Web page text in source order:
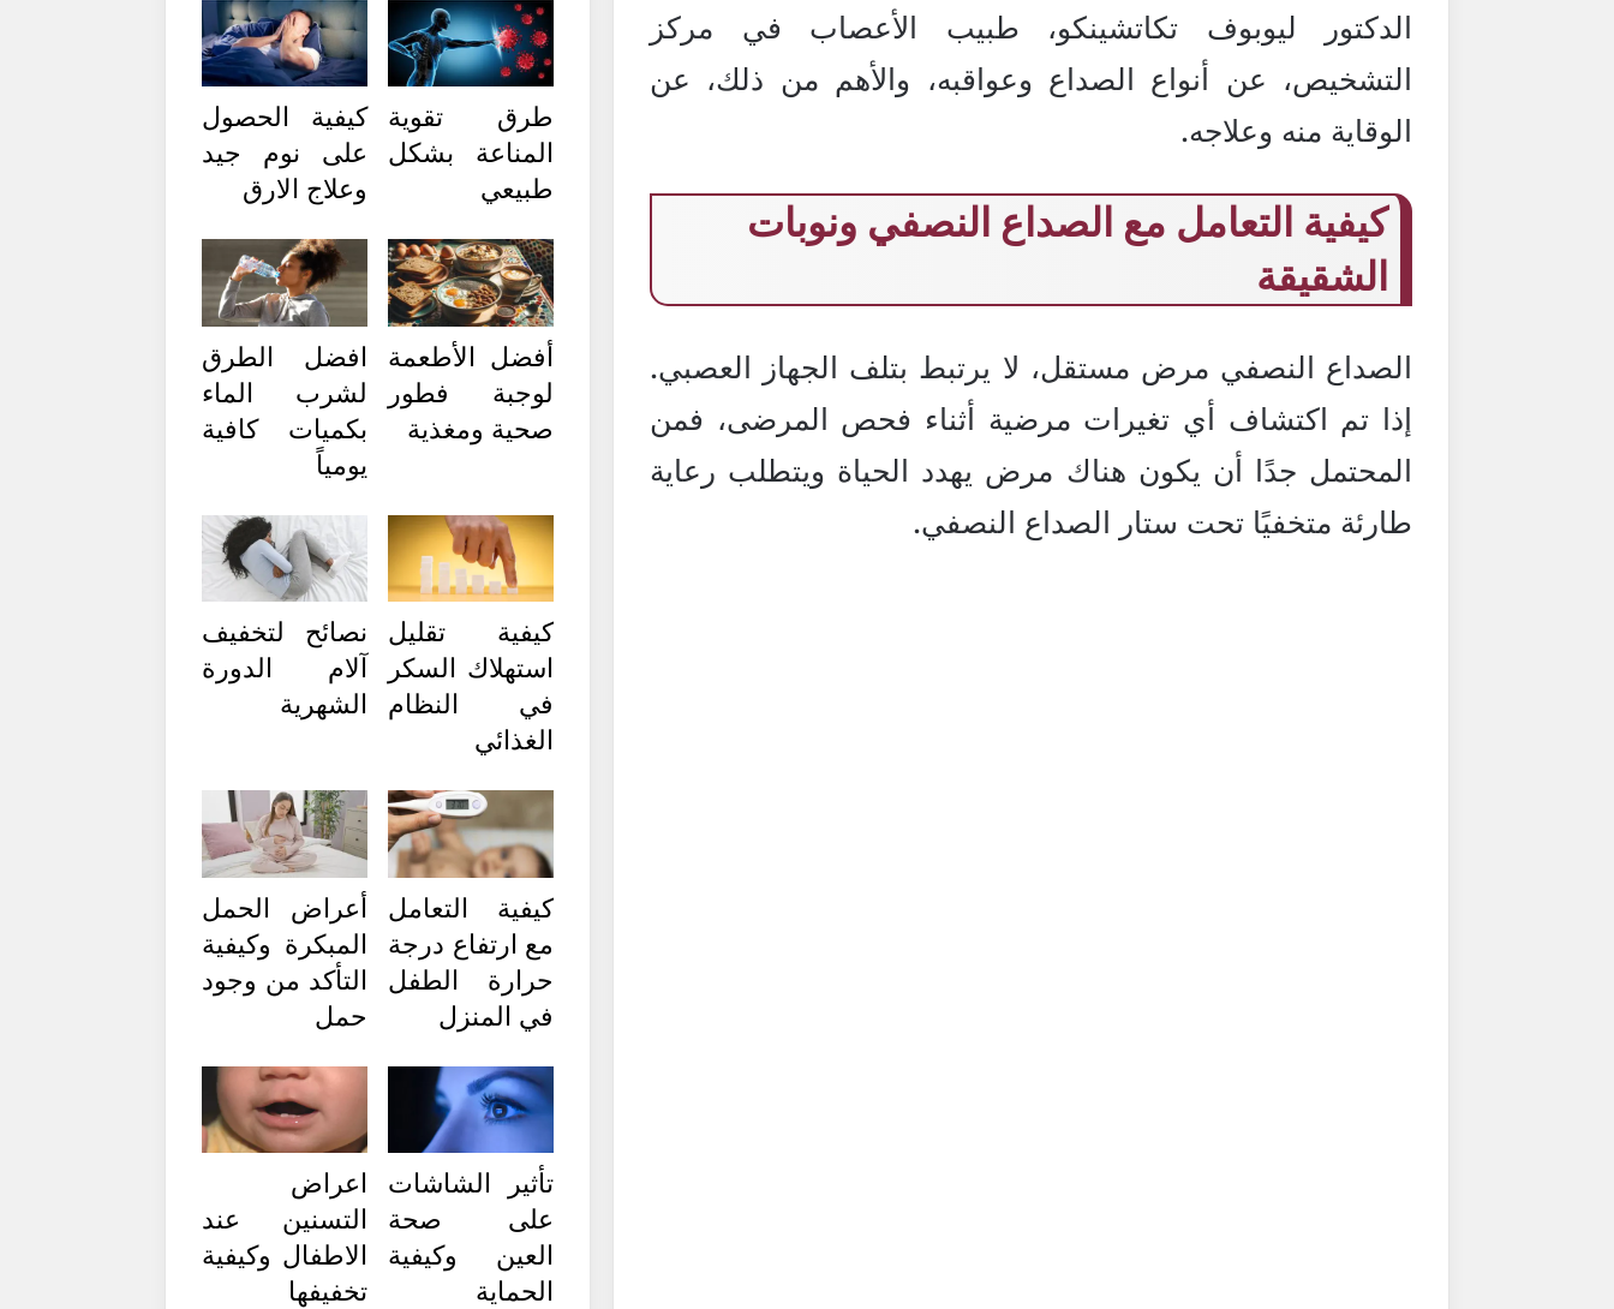
الدكتور ليوبوف تكاتشينكو، طبيب الأعصاب في مركز
التشخيص، عن أنواع الصداع وعواقبه، والأهم من ذلك، عن
الوقاية منه وعلاجه.
كيفية التعامل مع الصداع النصفي ونوبات
الشقيقة
الصداع النصفي مرض مستقل، لا يرتبط بتلف الجهاز العصبي.
إذا تم اكتشاف أي تغيرات مرضية أثناء فحص المرضى، فمن
المحتمل جدًا أن يكون هناك مرض يهدد الحياة ويتطلب رعاية
طارئة متخفيًا تحت ستار الصداع النصفي.
طرق تقوية
المناعة بشكل
طبيعي
كيفية الحصول
على نوم جيد
وعلاج الارق
أفضل الأطعمة
لوجبة فطور
صحية ومغذية
افضل الطرق
لشرب الماء
بكميات كافية
يومياً
كيفية تقليل
استهلاك السكر
في النظام
الغذائي
نصائح لتخفيف
آلام الدورة
الشهرية
كيفية التعامل
مع ارتفاع درجة
حرارة الطفل
في المنزل
أعراض الحمل
المبكرة وكيفية
التأكد من وجود
حمل
تأثير الشاشات
على صحة
العين وكيفية
الحماية
اعراض
التسنين عند
الاطفال وكيفية
تخفيفها